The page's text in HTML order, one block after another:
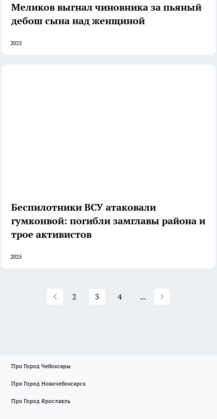
Меликов выгнал чиновника за пьяный
дебош сына над женщиной
2025
Беспилотники ВСУ атаковали
гумконвой: погибли замглавы района и
трое активистов
2025
2 3 4 ...
Про Город Чебоксары
Про Город Новочебоксарск
Про Город Ярославль